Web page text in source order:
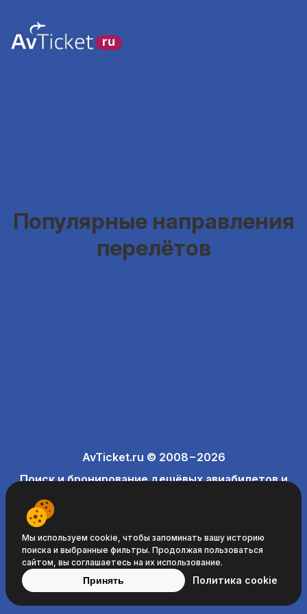
Популярные направления
перелётов
AvTicket.ru © 2008−2026
Поиск и бронирование дешёвых авиабилетов и
Мы используем cookie, чтобы запоминать вашу историю
поиска и выбранные фильтры. Продолжая пользоваться
сайтом, вы соглашаетесь на их использование.
Принять Политика cookie